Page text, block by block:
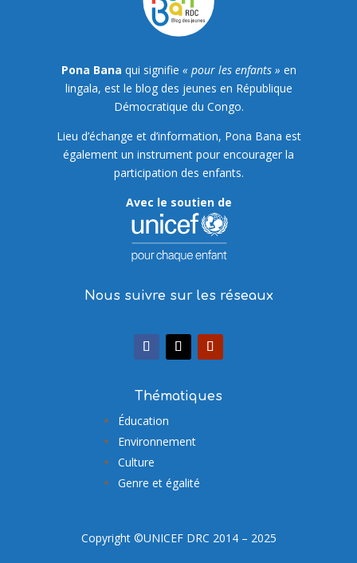
Pona Bana qui signifie « pour les enfants » en
lingala, est le blog des jeunes en République
Démocratique du Congo.
Lieu d’échange et d’information, Pona Bana est
également un instrument pour encourager la
participation des enfants.
Avec le soutien de
Nous suivre sur les réseaux
Thématiques
Éducation
Environnement
Culture
Genre et égalité
Copyright ©UNICEF DRC 2014 – 2025